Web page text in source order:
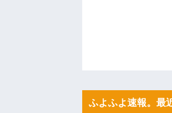
姉「下着に違和感があ
が寝ている間にイタズラ
ハードオフに売ってい
後続車にクラクション
んだ！降りてこいよ！」
【衝撃】報酬100万円
ふよふよ速報。最